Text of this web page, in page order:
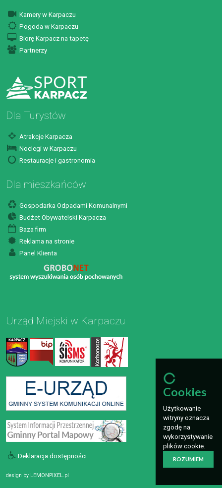
Kamery w Karpaczu
Pogoda w Karpaczu
Biorę Karpacz na tapetę
Partnerzy
Dla Turystów
Atrakcje Karpacza
Noclegi w Karpaczu
Restauracje i gastronomia
Dla mieszkańców
Gospodarka Odpadami Komunalnymi
Budżet Obywatelski Karpacza
Baza firm
Reklama na stronie
Panel Klienta
Urząd Miejski w Karpaczu
Deklaracja dostępności
design by LEMONPIXEL.pl
Cookies
Użytkowanie
witryny oznacza
zgodę na
wykorzystywanie
plików cookie.
ROZUMIEM